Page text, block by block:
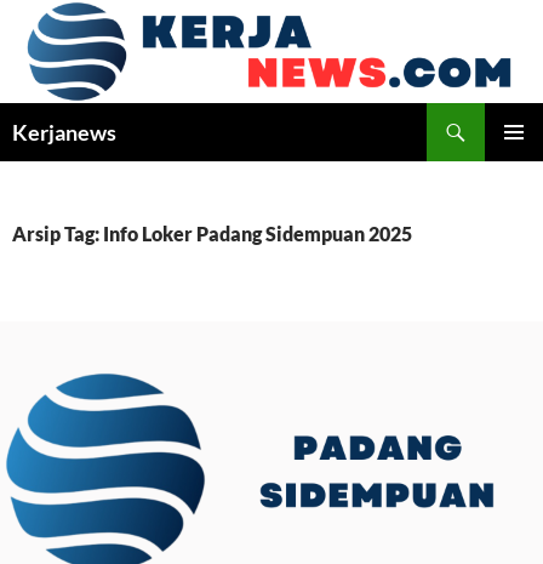
Langsung
Kerjanews
Arsip Tag: Info Loker Padang Sidempuan 2025